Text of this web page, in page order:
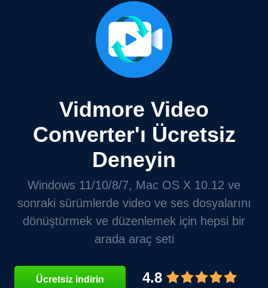
Vidmore Video
Converter'ı Ücretsiz
Deneyin
Windows 11/10/8/7, Mac OS X 10.12 ve
sonraki sürümlerde video ve ses dosyalarını
dönüştürmek ve düzenlemek için hepsi bir
arada araç seti
Ücretsiz indirin 4.8